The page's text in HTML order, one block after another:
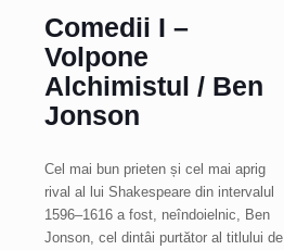
Comedii I –
Volpone
Alchimistul / Ben
Jonson
Cel mai bun prieten și cel mai aprig
rival al lui Shakespeare din intervalul
1596–1616 a fost, neîndoielnic, Ben
Jonson, cel dintâi purtător al titlului de